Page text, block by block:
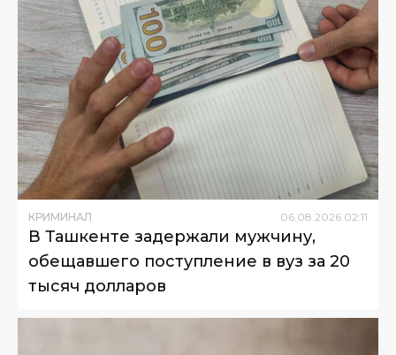
КРИМИНАЛ 06 08 2026 02:11
В Ташкенте задержали мужчину,
обещавшего поступление в вуз за 20
тысяч долларов